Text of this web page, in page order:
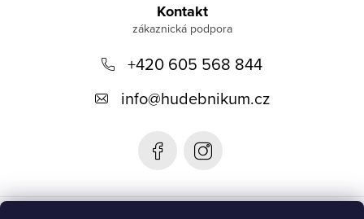
Kontakt
+420 605 568 844
info@hudebnikum.cz